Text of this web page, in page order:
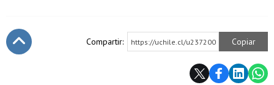
Compartir: https://uchile.cl/u237200 Copiar